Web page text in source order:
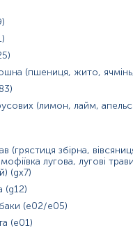
натщесерце (через 8-12
виключити
алкоголю, паління, прийом
обмежити фізичну
допускається вживання
перед здачею крові
годуваннями.
(пшениця, жито, ячмінь,
(лимон, лайм,
(грястиця збірна,
лугова, лугові
(gx7)
(g12)
(e02/e05)
(e01)